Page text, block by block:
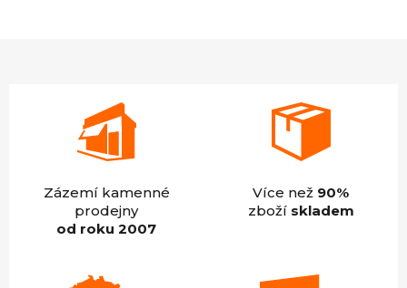
Zázemí kamenné
prodejny
od roku 2007
Více než 90%
zboží skladem